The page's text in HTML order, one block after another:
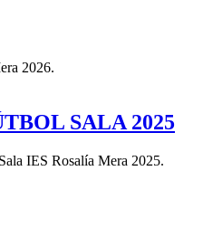
2026.
SALA 2025
IES Rosalía Mera 2025.